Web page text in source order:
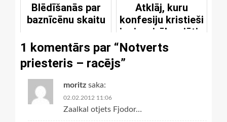
Blēdīšanās par
baznīcēnu skaitu
Atklāj, kuru
konfesiju kristieši
ir visvairāk vajātie
1 komentārs par “Notverts
priesteris – racējs”
moritz saka:
02.02.2012 11:06
Zaalkal otjets Fjodor…